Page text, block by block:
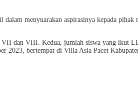
menyuarakan aspirasinya kepada pihak
dan VIII. Kedua, jumlah siswa yang ikut
2023, bertempat di Villa Asia Pacet